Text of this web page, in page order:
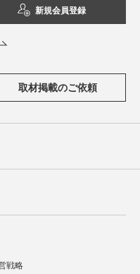
新規会員登録
取材掲載のご依頼
戦略